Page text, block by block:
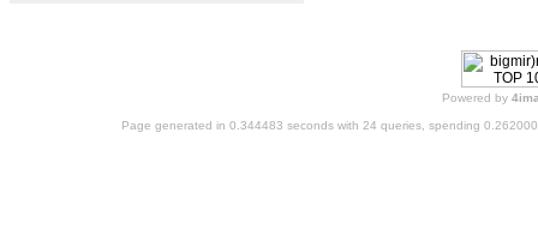
Powered by
Page generated in 0.344483 seconds with 24 queries, spending